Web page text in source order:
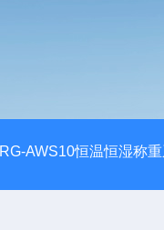
RG-AWS10恒温恒湿称